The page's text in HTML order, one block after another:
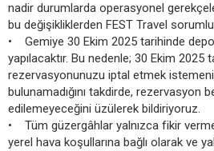
nadir durumlarda operasyonel
bu değişikliklerden FEST Travel
• Gemiye 30 Ekim 2025 tarihinde
yapılacaktır. Bu nedenle; 30 Ekim 2025
rezervasyonunuzu iptal etmek
bulunamadığını takdirde, rezervasyon
edilemeyeceğini üzülerek bildiriyoruz.
• Tüm güzergâhlar yalnızca fikir
yerel hava koşullarına bağlı olarak ve